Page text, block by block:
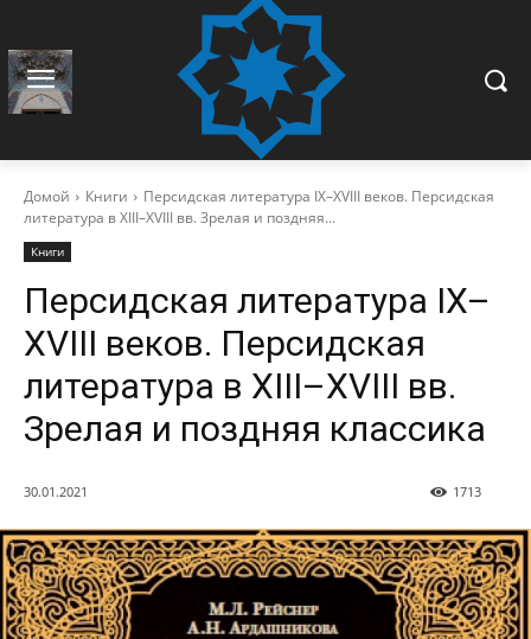
Домой Книги
Персидская литература IX–XVIII веков. Персидская
литература в XIII–XVIII вв. Зрелая и поздняя...
Книги
Персидская литература IX–
XVIII веков. Персидская
литература в XIII–XVIII вв.
Зрелая и поздняя классика
30.01.2021 1713